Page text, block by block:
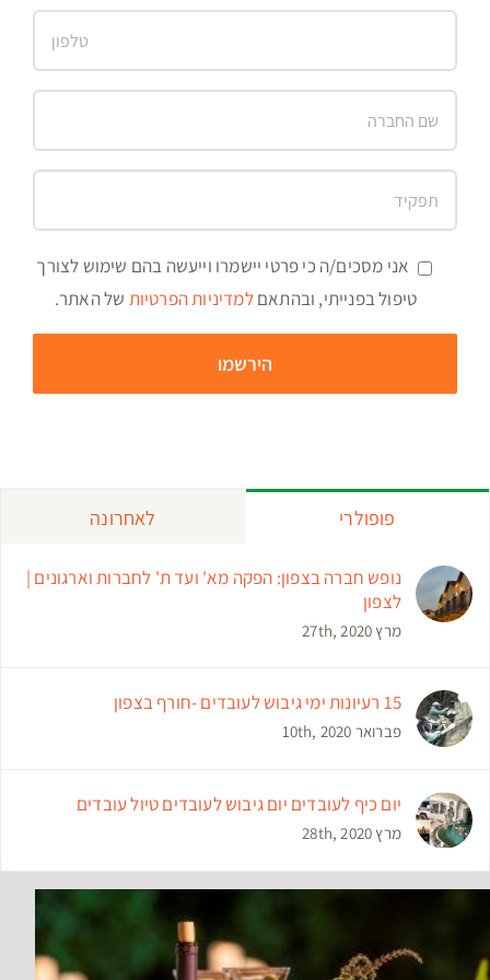
אני מסכים/ה כי פרטי יישמרו וייעשה בהם שימוש לצורך
טיפול בפנייתי, ובהתאםלמדיניות הפרטיות של האתר.
פופולרי לאחרונה
נופש חברה בצפון: הפקה מא' ועד ת' לחברות וארגונים |
לצפון
מרץ 27th, 2020
15 רעיונות ימי גיבוש לעובדים -חורף בצפון
פברואר 10th, 2020
יום כיף לעובדים יום גיבוש לעובדים טיול עובדים
מרץ 28th, 2020